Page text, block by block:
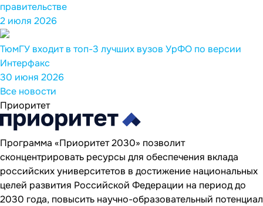
правительстве
2 июля 2026
ТюмГУ входит в топ-3 лучших вузов УрФО по версии
Интерфакс
30 июня 2026
Все новости
Приоритет
Программа «Приоритет 2030» позволит
сконцентрировать ресурсы для обеспечения вклада
российских университетов в достижение национальных
целей развития Российской Федерации на период до
2030 года, повысить научно-образовательный потенциал